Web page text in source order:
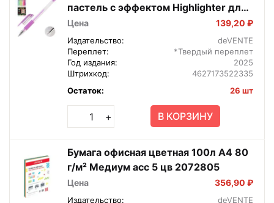
пастель с эффектом Highlighter для
рис на черн бум 5051008
Цена 139,20 ₽
Издательство:
deVENTE
Переплет:
*Твердый переплет
Год издания:
2025
Штрихкод:
4627173522335
Остаток:
26 шт
+ В КОРЗИНУ
Бумага офисная цветная 100л А4 80
г/м² Медиум асс 5 цв 2072805
Цена 356,90 ₽
Издательство:
deVENTE